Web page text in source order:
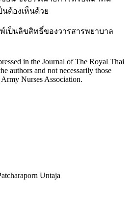
ต้องเห็นด้วย
ป็นลิขสิทธิ์ของวารสารพยาบาล
in the Journal of The Royal Thai
authors and not necessarily those
Nurses Association.
Untaja